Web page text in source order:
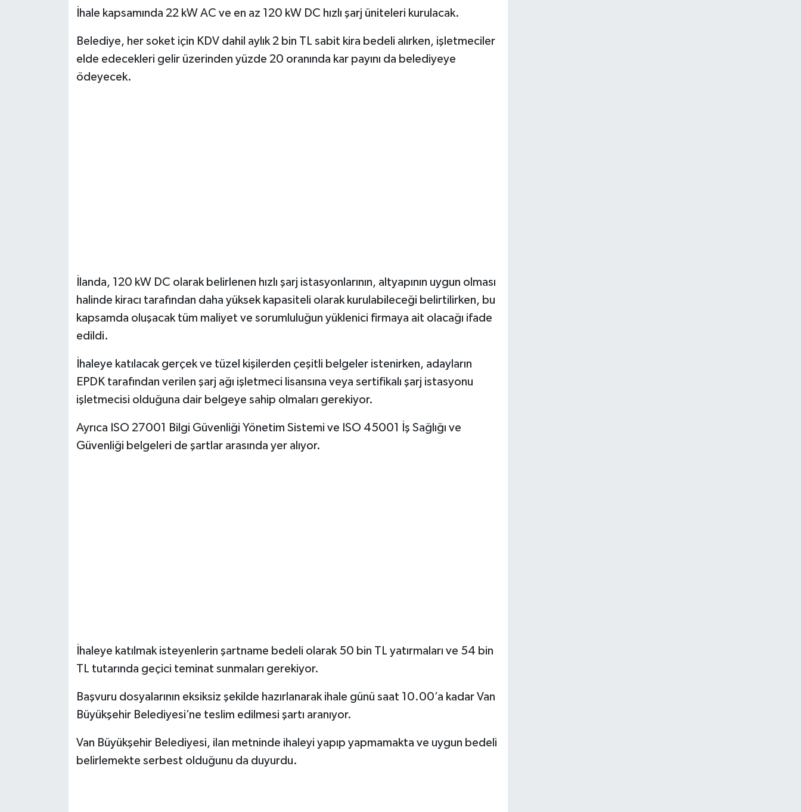
İhale kapsamında 22 kW AC ve en az 120 kW DC hızlı şarj üniteleri kurulacak.
Belediye, her soket için KDV dahil aylık 2 bin TL sabit kira bedeli alırken, işletmeciler
elde edecekleri gelir üzerinden yüzde 20 oranında kar payını da belediyeye
ödeyecek.
İlanda, 120 kW DC olarak belirlenen hızlı şarj istasyonlarının, altyapının uygun olması
halinde kiracı tarafından daha yüksek kapasiteli olarak kurulabileceği belirtilirken, bu
kapsamda oluşacak tüm maliyet ve sorumluluğun yüklenici firmaya ait olacağı ifade
edildi.
İhaleye katılacak gerçek ve tüzel kişilerden çeşitli belgeler istenirken, adayların
EPDK tarafından verilen şarj ağı işletmeci lisansına veya sertifikalı şarj istasyonu
işletmecisi olduğuna dair belgeye sahip olmaları gerekiyor.
Ayrıca ISO 27001 Bilgi Güvenliği Yönetim Sistemi ve ISO 45001 İş Sağlığı ve
Güvenliği belgeleri de şartlar arasında yer alıyor.
İhaleye katılmak isteyenlerin şartname bedeli olarak 50 bin TL yatırmaları ve 54 bin
TL tutarında geçici teminat sunmaları gerekiyor.
Başvuru dosyalarının eksiksiz şekilde hazırlanarak ihale günü saat 10.00’a kadar Van
Büyükşehir Belediyesi’ne teslim edilmesi şartı aranıyor.
Van Büyükşehir Belediyesi, ilan metninde ihaleyi yapıp yapmamakta ve uygun bedeli
belirlemekte serbest olduğunu da duyurdu.